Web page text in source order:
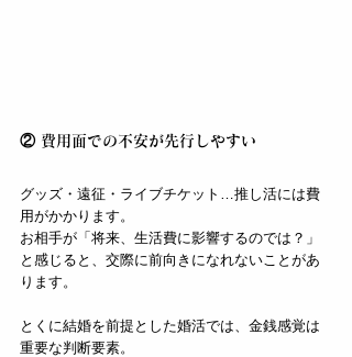
② 費用面での不安が先行しやすい
グッズ・遠征・ライブチケット…推し活には費
用がかかります。
お相手が「将来、生活費に影響するのでは？」
と感じると、交際に前向きになれないことがあ
ります。
とくに結婚を前提とした婚活では、金銭感覚は
重要な判断要素。